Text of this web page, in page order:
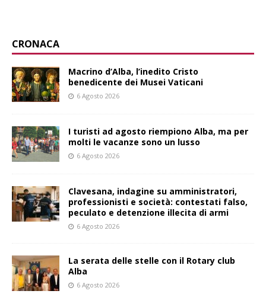
CRONACA
Macrino d’Alba, l’inedito Cristo
benedicente dei Musei Vaticani
6 Agosto 2026
I turisti ad agosto riempiono Alba, ma per
molti le vacanze sono un lusso
6 Agosto 2026
Clavesana, indagine su amministratori,
professionisti e società: contestati falso,
peculato e detenzione illecita di armi
6 Agosto 2026
La serata delle stelle con il Rotary club
Alba
6 Agosto 2026